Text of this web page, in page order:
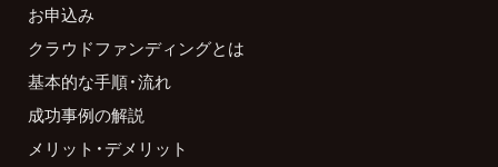
お申込み
クラウドファンディングとは
基本的な手順・流れ
成功事例の解説
メリット・デメリット